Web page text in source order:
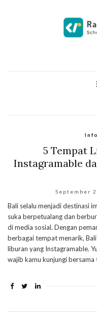
Info
5 Tempat
Instagramable
September
Bali selalu menjadi destinasi
suka berpetualang dan
di media sosial. Dengan
berbagai tempat menarik,
liburan yang Instagramable.
wajib kamu kunjungi